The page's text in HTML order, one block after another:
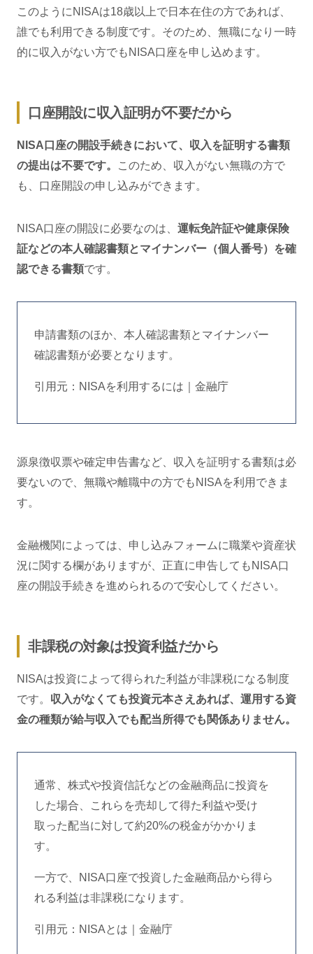
このようにNISAは18歳以上で日本在住の方であれば、
誰でも利用できる制度です。そのため、無職になり一時
的に収入がない方でもNISA口座を申し込めます。
口座開設に収入証明が不要だから
NISA口座の開設手続きにおいて、収入を証明する書類
の提出は不要です。
このため、収入がない無職の方で
も、口座開設の申し込みができます。
NISA口座の開設に必要なのは、 運転免許証や健康保険
証などの本人確認書類とマイナンバー（個人番号）を確
認できる書類です。
申請書類のほか、本人確認書類とマイナンバー
確認書類が必要となります。
引用元：NISAを利用するには｜金融庁
源泉徴収票や確定申告書など、収入を証明する書類は必
要ないので、無職や離職中の方でもNISAを利用できま
す。
金融機関によっては、申し込みフォームに職業や資産状
況に関する欄がありますが、正直に申告してもNISA口
座の開設手続きを進められるので安心してください。
非課税の対象は投資利益だから
NISAは投資によって得られた利益が非課税になる制度
です。 収入がなくても投資元本さえあれば、運用する資
金の種類が給与収入でも配当所得でも関係ありません。
通常、株式や投資信託などの金融商品に投資を
した場合、これらを売却して得た利益や受け
取った配当に対して約20%の税金がかかりま
す。
一方で、NISA口座で投資した金融商品から得ら
れる利益は非課税になります。
引用元：NISAとは｜金融庁